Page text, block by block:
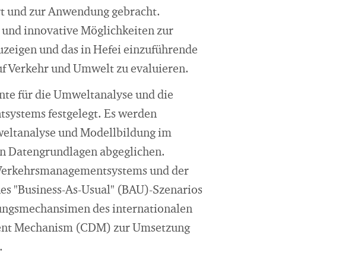
zur Anwendung gebracht.
innovative Möglichkeiten zur
und das in Hefei einzuführende
Verkehr und Umwelt zu evaluieren.
für die Umweltanalyse und die
festgelegt. Es werden
und Modellbildung im
Datengrundlagen abgeglichen.
und der
"Business-As-Usual" (BAU)-Szenarios
des internationalen
Mechanism (CDM) zur Umsetzung